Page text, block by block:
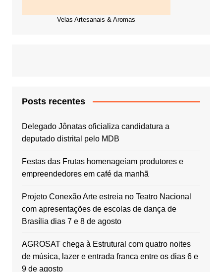
Velas Artesanais & Aromas
Posts recentes
Delegado Jônatas oficializa candidatura a
deputado distrital pelo MDB
Festas das Frutas homenageiam produtores e
empreendedores em café da manhã
Projeto Conexão Arte estreia no Teatro Nacional
com apresentações de escolas de dança de
Brasília dias 7 e 8 de agosto
AGROSAT chega à Estrutural com quatro noites
de música, lazer e entrada franca entre os dias 6 e
9 de agosto